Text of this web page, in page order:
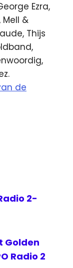
Ezra,
Mell &
Thijs
de
2-
Golden
Radio 2